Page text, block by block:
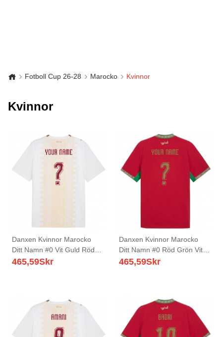
Fotboll Cup 26-28 Marocko Kvinnor
Kvinnor
Danxen Kvinnor Marocko
Ditt Namn #0 Vit Guld Röd
Bortatröja Matchtröjor 26-28
465,59Skr
Danxen Kvinnor Marocko
Ditt Namn #0 Röd Grön Vit
Hemmatröja Matchtröjor 26-
465,59Skr